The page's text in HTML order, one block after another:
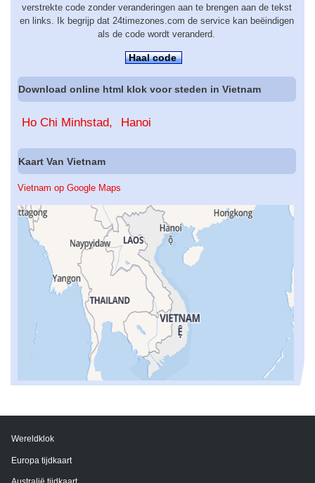
verstrekte code zonder veranderingen aan te brengen aan de tekst
en links. Ik begrijp dat 24timezones.com de service kan beëindigen
als de code wordt veranderd.
Haal code
Download online html klok voor steden in Vietnam
Ho Chi Minhstad Hanoi
Kaart Van Vietnam
Vietnam op Google Maps
Wereldklok
Europa tijdkaart